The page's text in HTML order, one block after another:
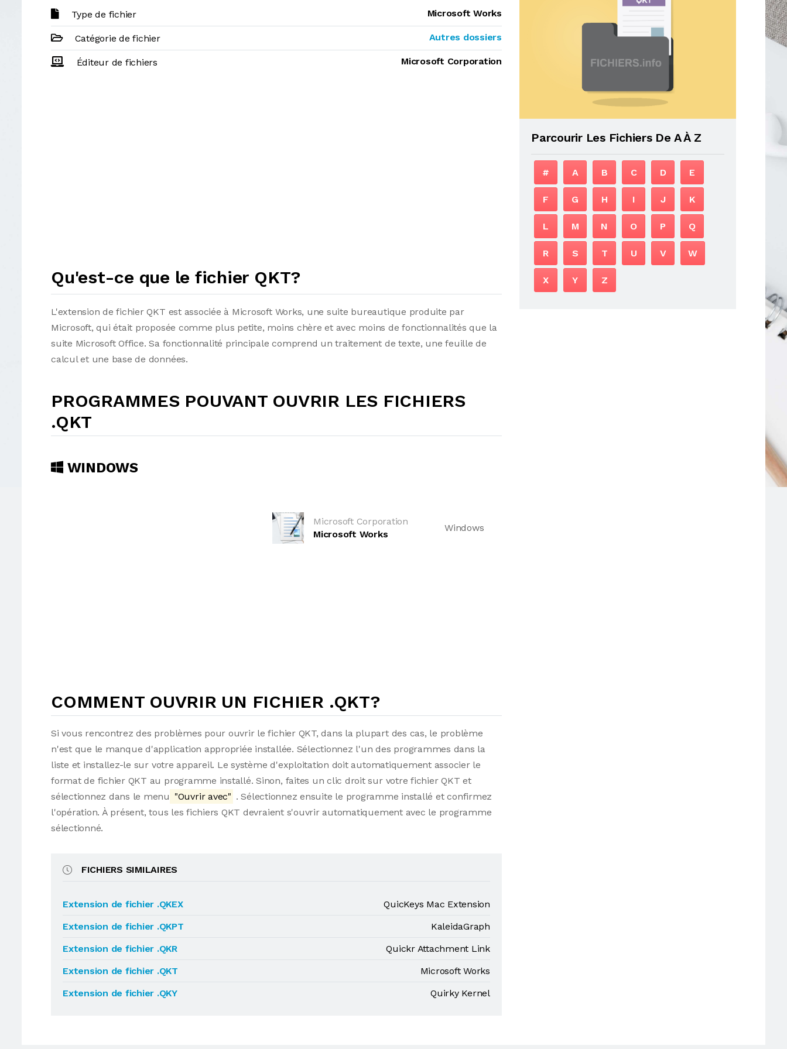
Type de fichier Microsoft Works
Catégorie de fichier Autres dossiers
Éditeur de fichiers Microsoft Corporation
Qu'est-ce que le fichier QKT?
L'extension de fichier QKT est associée à Microsoft Works, une suite bureautique produite par
Microsoft, qui était proposée comme plus petite, moins chère et avec moins de fonctionnalités que la
suite Microsoft Office. Sa fonctionnalité principale comprend un traitement de texte, une feuille de
calcul et une base de données.
PROGRAMMES POUVANT OUVRIR LES FICHIERS
.QKT
WINDOWS
Microsoft Corporation
Microsoft Works
Windows
COMMENT OUVRIR UN FICHIER .QKT?
Si vous rencontrez des problèmes pour ouvrir le fichier QKT, dans la plupart des cas, le problème
n'est que le manque d'application appropriée installée. Sélectionnez l'un des programmes dans la
liste et installez-le sur votre appareil. Le système d'exploitation doit automatiquement associer le
format de fichier QKT au programme installé. Sinon, faites un clic droit sur votre fichier QKT et
sélectionnez dans le menu "Ouvrir avec" . Sélectionnez ensuite le programme installé et confirmez
l'opération. À présent, tous les fichiers QKT devraient s'ouvrir automatiquement avec le programme
sélectionné.
FICHIERS SIMILAIRES
Extension de fichier .QKEX
QuicKeys Mac Extension
Extension de fichier .QKPT
KaleidaGraph
Extension de fichier .QKR
Quickr Attachment Link
Extension de fichier .QKT
Microsoft Works
Extension de fichier .QKY
Quirky Kernel
Parcourir Les Fichiers De A À Z
# A B C D E
F G H I J K
L M N O P Q
R S T U V W
X Y Z